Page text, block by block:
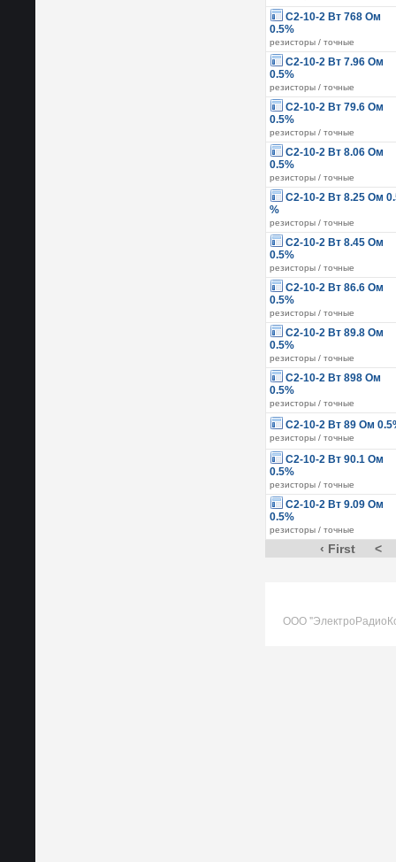
С2-10-2 Вт 768 Ом
0.5%
резисторы / точные
С2-10-2 Вт 7.96 Ом
0.5%
резисторы / точные
С2-10-2 Вт 79.6 Ом
0.5%
резисторы / точные
С2-10-2 Вт 8.06 Ом
0.5%
резисторы / точные
С2-10-2 Вт 8.25 Ом
%
резисторы / точные
С2-10-2 Вт 8.45 Ом
0.5%
резисторы / точные
С2-10-2 Вт 86.6 Ом
0.5%
резисторы / точные
С2-10-2 Вт 89.8 Ом
0.5%
резисторы / точные
С2-10-2 Вт 898 Ом
0.5%
резисторы / точные
С2-10-2 Вт 89 Ом
резисторы / точные
С2-10-2 Вт 90.1 Ом
0.5%
резисторы / точные
С2-10-2 Вт 9.09 Ом
0.5%
резисторы / точные
‹ First <
ООО